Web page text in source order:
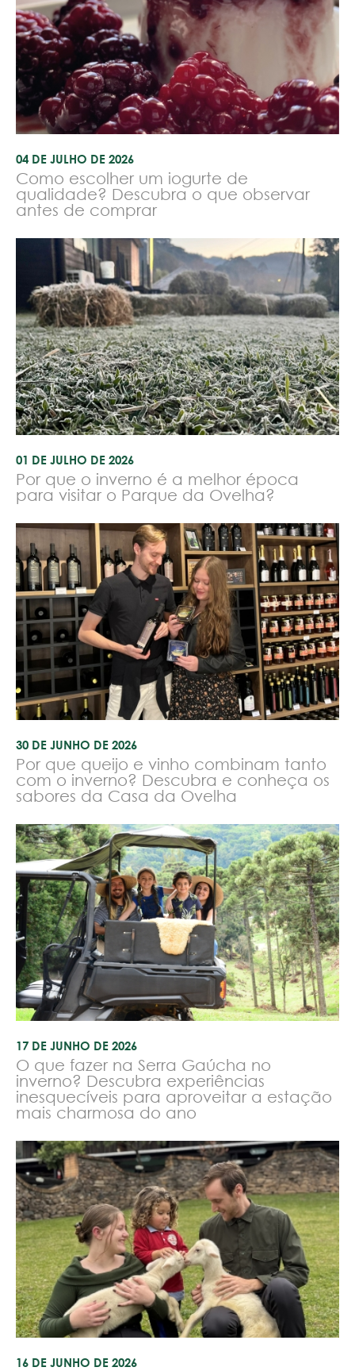
04 DE JULHO DE 2026
Como escolher um iogurte de
qualidade? Descubra o que observar
antes de comprar
01 DE JULHO DE 2026
Por que o inverno é a melhor época
para visitar o Parque da Ovelha?
30 DE JUNHO DE 2026
Por que queijo e vinho combinam tanto
com o inverno? Descubra e conheça os
sabores da Casa da Ovelha
17 DE JUNHO DE 2026
O que fazer na Serra Gaúcha no
inverno? Descubra experiências
inesquecíveis para aproveitar a estação
mais charmosa do ano
16 DE JUNHO DE 2026